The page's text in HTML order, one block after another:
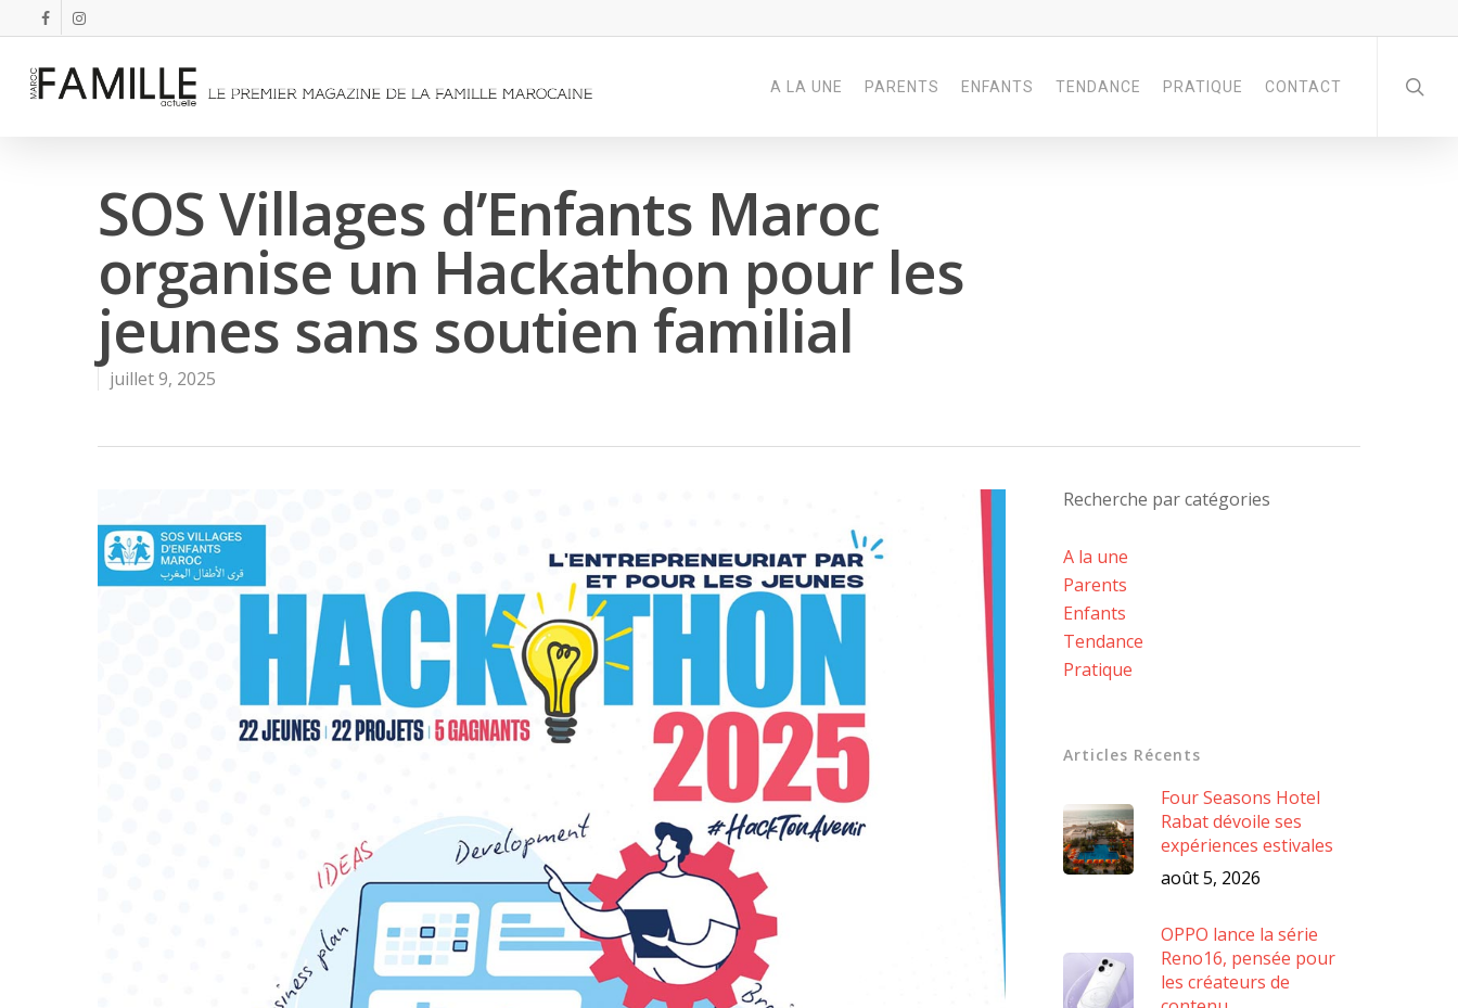
A LA UNE PARENTS ENFANTS TENDANCE PRATIQUE CONTACT
SOS Villages d’Enfants Maroc
organise un Hackathon pour les
jeunes sans soutien familial
juillet 9, 2025
Recherche par catégories
A la une
Parents
Enfants
Tendance
Pratique
Articles Récents
Four Seasons Hotel
Rabat dévoile ses
expériences estivales
août 5, 2026
OPPO lance la série
Reno16, pensée pour
les créateurs de